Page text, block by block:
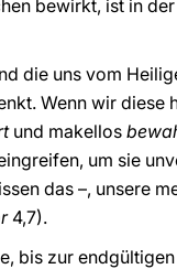
bewirkt, ist in
die uns vom
Wenn wir
und makellos
um sie
das –, unsere
4,7).
bis zur